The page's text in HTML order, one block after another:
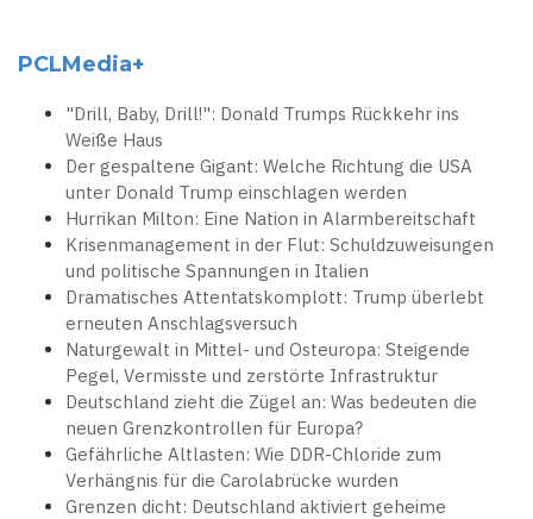
PCLMedia+
"Drill, Baby, Drill!": Donald Trumps Rückkehr ins
Weiße Haus
Der gespaltene Gigant: Welche Richtung die USA
unter Donald Trump einschlagen werden
Hurrikan Milton: Eine Nation in Alarmbereitschaft
Krisenmanagement in der Flut: Schuldzuweisungen
und politische Spannungen in Italien
Dramatisches Attentatskomplott: Trump überlebt
erneuten Anschlagsversuch
Naturgewalt in Mittel- und Osteuropa: Steigende
Pegel, Vermisste und zerstörte Infrastruktur
Deutschland zieht die Zügel an: Was bedeuten die
neuen Grenzkontrollen für Europa?
Gefährliche Altlasten: Wie DDR-Chloride zum
Verhängnis für die Carolabrücke wurden
Grenzen dicht: Deutschland aktiviert geheime